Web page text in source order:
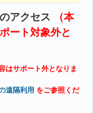
アクセス
（本
ート対象外と
はサポート外となりま
遠隔利用 をご参照くだ